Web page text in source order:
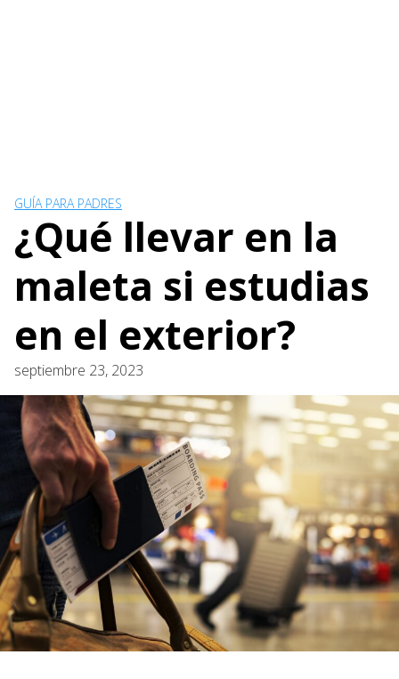
GUÍA PARA PADRES
¿Qué llevar en la
maleta si estudias
en el exterior?
septiembre 23, 2023